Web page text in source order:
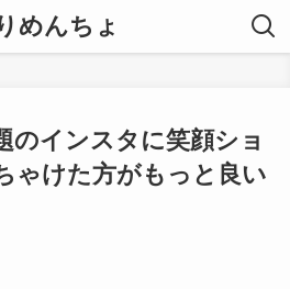
めんちょ
のインスタに笑顔ショ
ゃけた方がもっと良い